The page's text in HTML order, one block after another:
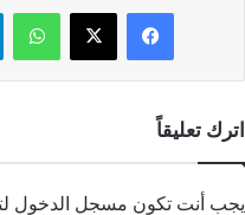
فيسبوك‫X
اترك تعليقاً
يجب أنت تكون مسجل الدخول